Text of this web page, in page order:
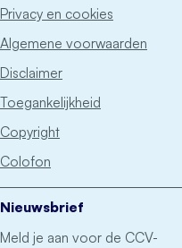
Privacy en cookies
Algemene voorwaarden
Disclaimer
Toegankelijkheid
Copyright
Colofon
Nieuwsbrief
Meld je aan voor de CCV-